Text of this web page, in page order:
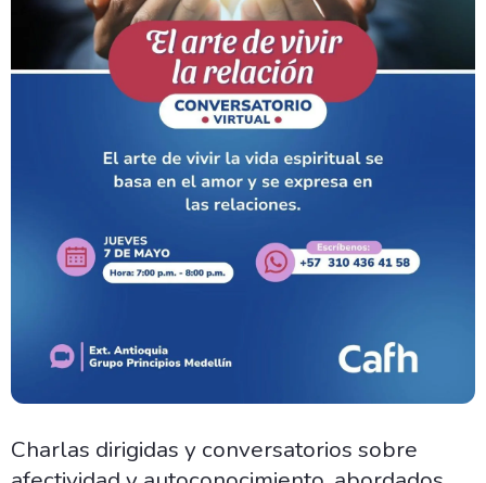
Charlas dirigidas y conversatorios sobre